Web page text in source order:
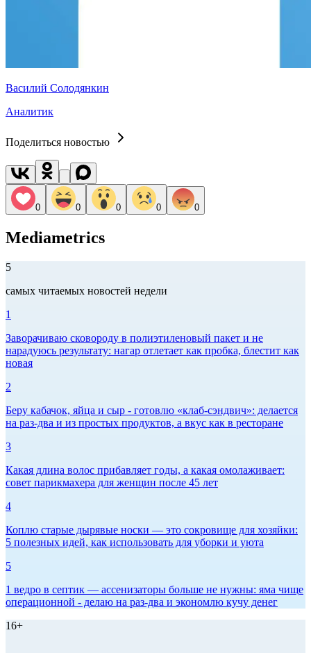
Василий Солодянкин
Аналитик
Поделиться новостью
0 0 0 0 0
Mediametrics
5
самых читаемых новостей недели
1
Заворачиваю сковороду в полиэтиленовый пакет и не
нарадуюсь результату: нагар отлетает как пробка, блестит как
новая
2
Беру кабачок, яйца и сыр - готовлю «клаб-сэндвич»: делается
на раз-два и из простых продуктов, а вкус как в ресторане
3
Какая длина волос прибавляет годы, а какая омолаживает:
совет парикмахера для женщин после 45 лет
4
Коплю старые дырявые носки — это сокровище для хозяйки:
5 полезных идей, как использовать для уборки и уюта
5
1 ведро в септик — ассенизаторы больше не нужны: яма чище
операционной - делаю на раз-два и экономлю кучу денег
16+